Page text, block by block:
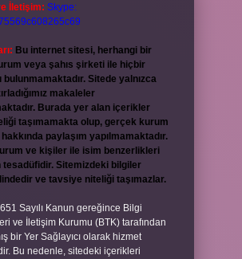
İletişim: Skype:
Bu internet sitesi, herhangi bir
veya şahıs şirketi ile hiçbir
bulunmamaktadır. Sitede yalnızca
makaleler
Burada yer alan içerikler
taşımamakta olup, gerçek kurum
paylaşım yapılmamaktadır.
ve kişiler ile isim benzerlikleri
tesadüfidir. Sitemizdeki bilgiler
ve tavsiye niteliği taşımazlar.
Sayılı Kanun gereğince Bilgi
ve İletişim Kurumu (BTK) tarafından
bir Yer Sağlayıcı olarak hizmet
Bu nedenle, sitedeki içerikleri